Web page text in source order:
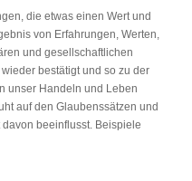
die etwas einen Wert und
von Erfahrungen, Werten,
und gesellschaftlichen
bestätigt und so zu der
unser Handeln und Leben
auf den Glaubenssätzen und
beeinflusst. Beispiele